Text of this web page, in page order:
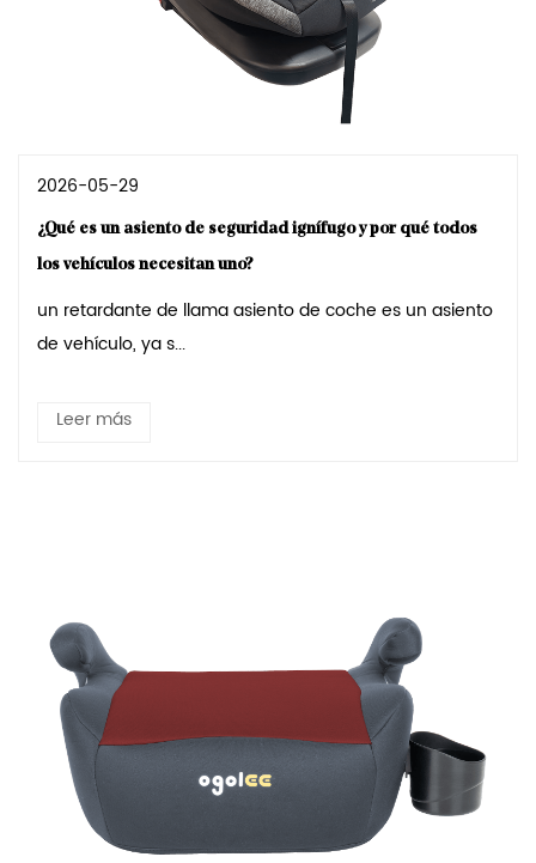
2026-05-29
¿Qué es un asiento de seguridad ignífugo y por qué todos
los vehículos necesitan uno?
un retardante de llama asiento de coche es un asiento
de vehículo, ya s...
Leer más